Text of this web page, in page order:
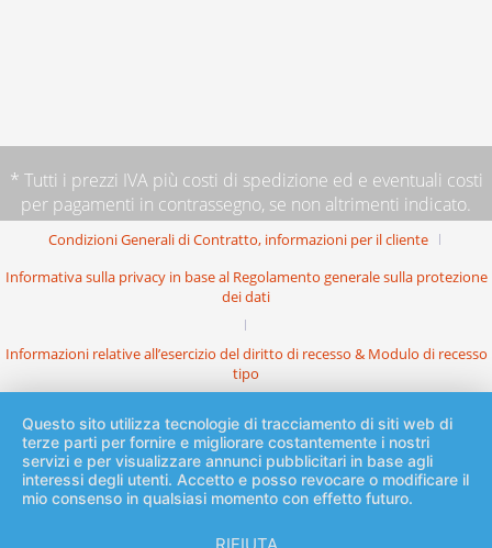
* Tutti i prezzi IVA più costi di spedizione ed e eventuali costi
per pagamenti in contrassegno, se non altrimenti indicato.
Condizioni Generali di Contratto, informazioni per il cliente
Informativa sulla privacy in base al Regolamento generale sulla protezione
dei dati
Informazioni relative all’esercizio del diritto di recesso & Modulo di recesso
tipo
Questo sito utilizza tecnologie di tracciamento di siti web di
terze parti per fornire e migliorare costantemente i nostri
servizi e per visualizzare annunci pubblicitari in base agli
interessi degli utenti. Accetto e posso revocare o modificare il
mio consenso in qualsiasi momento con effetto futuro.